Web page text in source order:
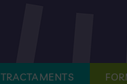
TRACTAMENTS